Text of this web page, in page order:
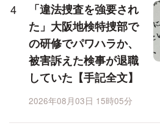
「違法捜査を強要され
た」大阪地検特捜部で
の研修でパワハラか、
被害訴えた検事が退職
していた【手記全文】
2026年08月03日 15時05分